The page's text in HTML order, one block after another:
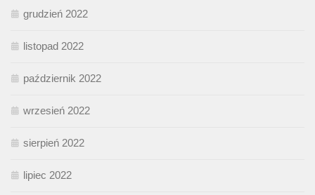
grudzień 2022
listopad 2022
październik 2022
wrzesień 2022
sierpień 2022
lipiec 2022